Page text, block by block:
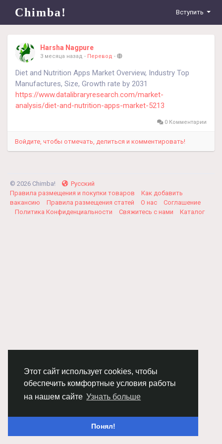
Этот сайт использует cookies, чтобы
обеспечить комфортные условия работы
на нашем сайте Узнать больше
Понял!
Chimba! Вступить
Harsha Nagpure
3 месяца назад - Перевод -
Diet and Nutrition Apps Market Overview, Industry Top
Manufactures, Size, Growth rate by 2031
https://www.datalibraryresearch.com/market-
analysis/diet-and-nutrition-apps-market-5213
0 Комментарии
Войдите, чтобы отмечать, делиться и комментировать!
© 2026 Chimba!
Русский
Правила размещения и покупки товаров
Как добавить
вакансию
Правила размещения статей О нас
Соглашение
Политика Конфиденциальности
Свяжитесь с нами Каталог